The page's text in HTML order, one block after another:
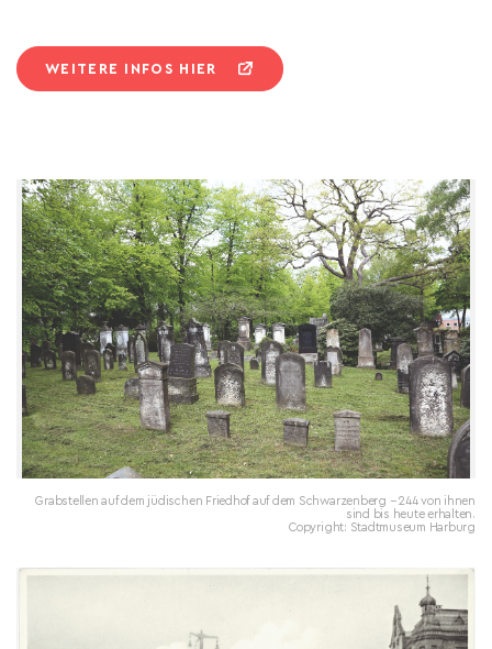
WEITERE INFOS HIER
Grabstellen auf dem jüdischen Friedhof auf dem Schwarzenberg − 244 von ihnen
sind bis heute erhalten.
Copyright: Stadtmuseum Harburg